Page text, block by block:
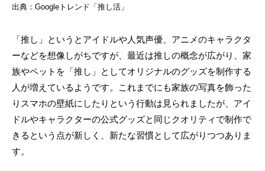
出典：Googleトレンド「推し活」
「推し」というとアイドルや人気声優、アニメのキャラクタ
ーなどを想像しがちですが、最近は推しの概念が広がり、家
族やペットを「推し」としてオリジナルのグッズを制作する
人が増えているようです。これまでにも家族の写真を飾った
りスマホの壁紙にしたりという行動は見られましたが、アイ
ドルやキャラクターの公式グッズと同じクオリティで制作で
きるという点が新しく、新たな習慣として広がりつつありま
す。